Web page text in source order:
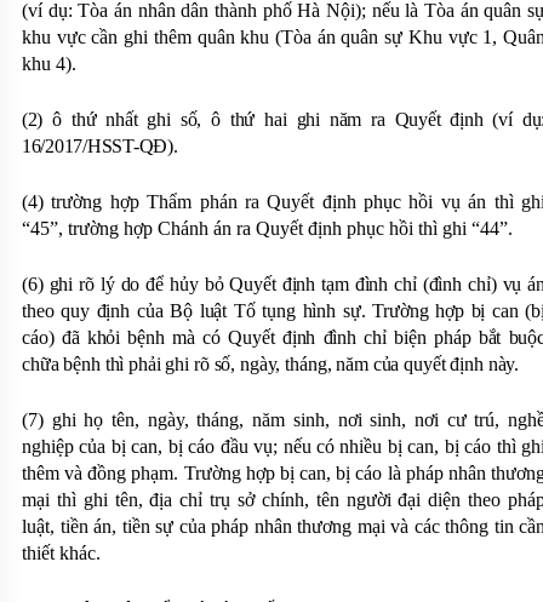
(ví dụ: Tòa án nhân dân thành phố Hà Nội); nếu là Tòa án quân
khu vực cần ghi thêm quân khu (Tòa án quân sự Khu vực 1,
khu 4).
(2)ô thứ nhất ghi số, ô thứ hai ghi năm ra Quyết định (ví
16/2017/HSST-QĐ).
(4) trường hợp Thẩm phán ra Quyết định phục hồi vụ án thì
“45”, trường hợp Chánh án ra Quyết định phục hồi thì ghi “44”.
(6) ghi rõ lý do để hủy bỏ Quyết định tạm đình chỉ (đình chỉ) vụ
theo quy định của Bộ luật Tố tụng hình sự. Trường hợp bị can
cáo) đã khỏi bệnh mà có Quyết định đình chỉ biện pháp bắt
chữa bệnh thì phải ghi rõ số, ngày, tháng, năm của quyết định này.
(7) ghi họ tên, ngày, tháng, năm sinh, nơi sinh, nơi cư trú,
nghiệp của bị can, bị cáo đầu vụ; nếu có nhiều bị can, bị cáo thì
thêm và đồng phạm. Trường hợp bị can, bị cáo là pháp nhân
mại thì ghi tên, địa chỉ trụ sở chính, tên người đại diện theo
luật, tiền án, tiền sự của pháp nhân thương mại và các thông tin
thiết khác.